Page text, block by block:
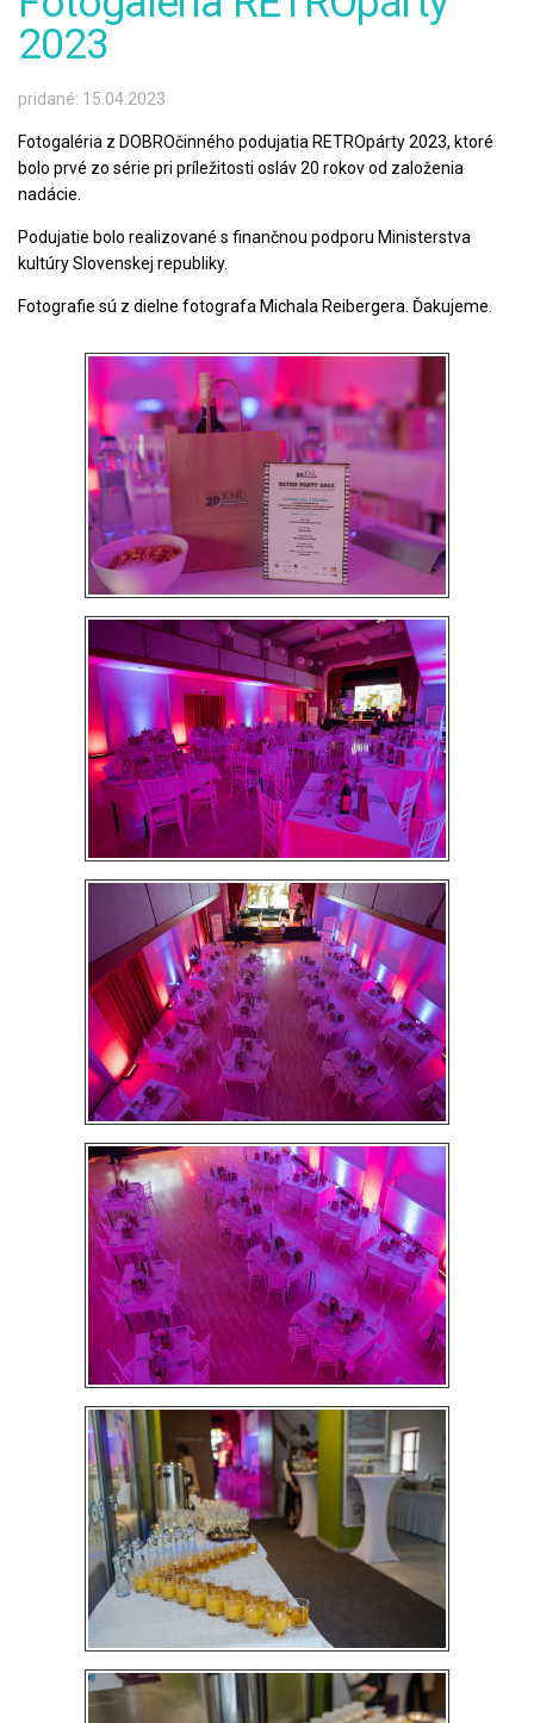
2023
pridané: 15.04.2023
Fotogaléria z DOBROčinného podujatia RETROpárty 2023, ktoré
bolo prvé zo série pri príležitosti osláv 20 rokov od založenia
nadácie.
Podujatie bolo realizované s finančnou podporu Ministerstva
kultúry Slovenskej republiky.
Fotografie sú z dielne fotografa Michala Reibergera. Ďakujeme.